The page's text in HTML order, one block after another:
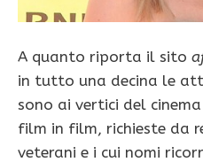
A quanto riporta il sito
in tutto una decina le
sono ai vertici del
film in film, richieste da
veterani e i cui nomi